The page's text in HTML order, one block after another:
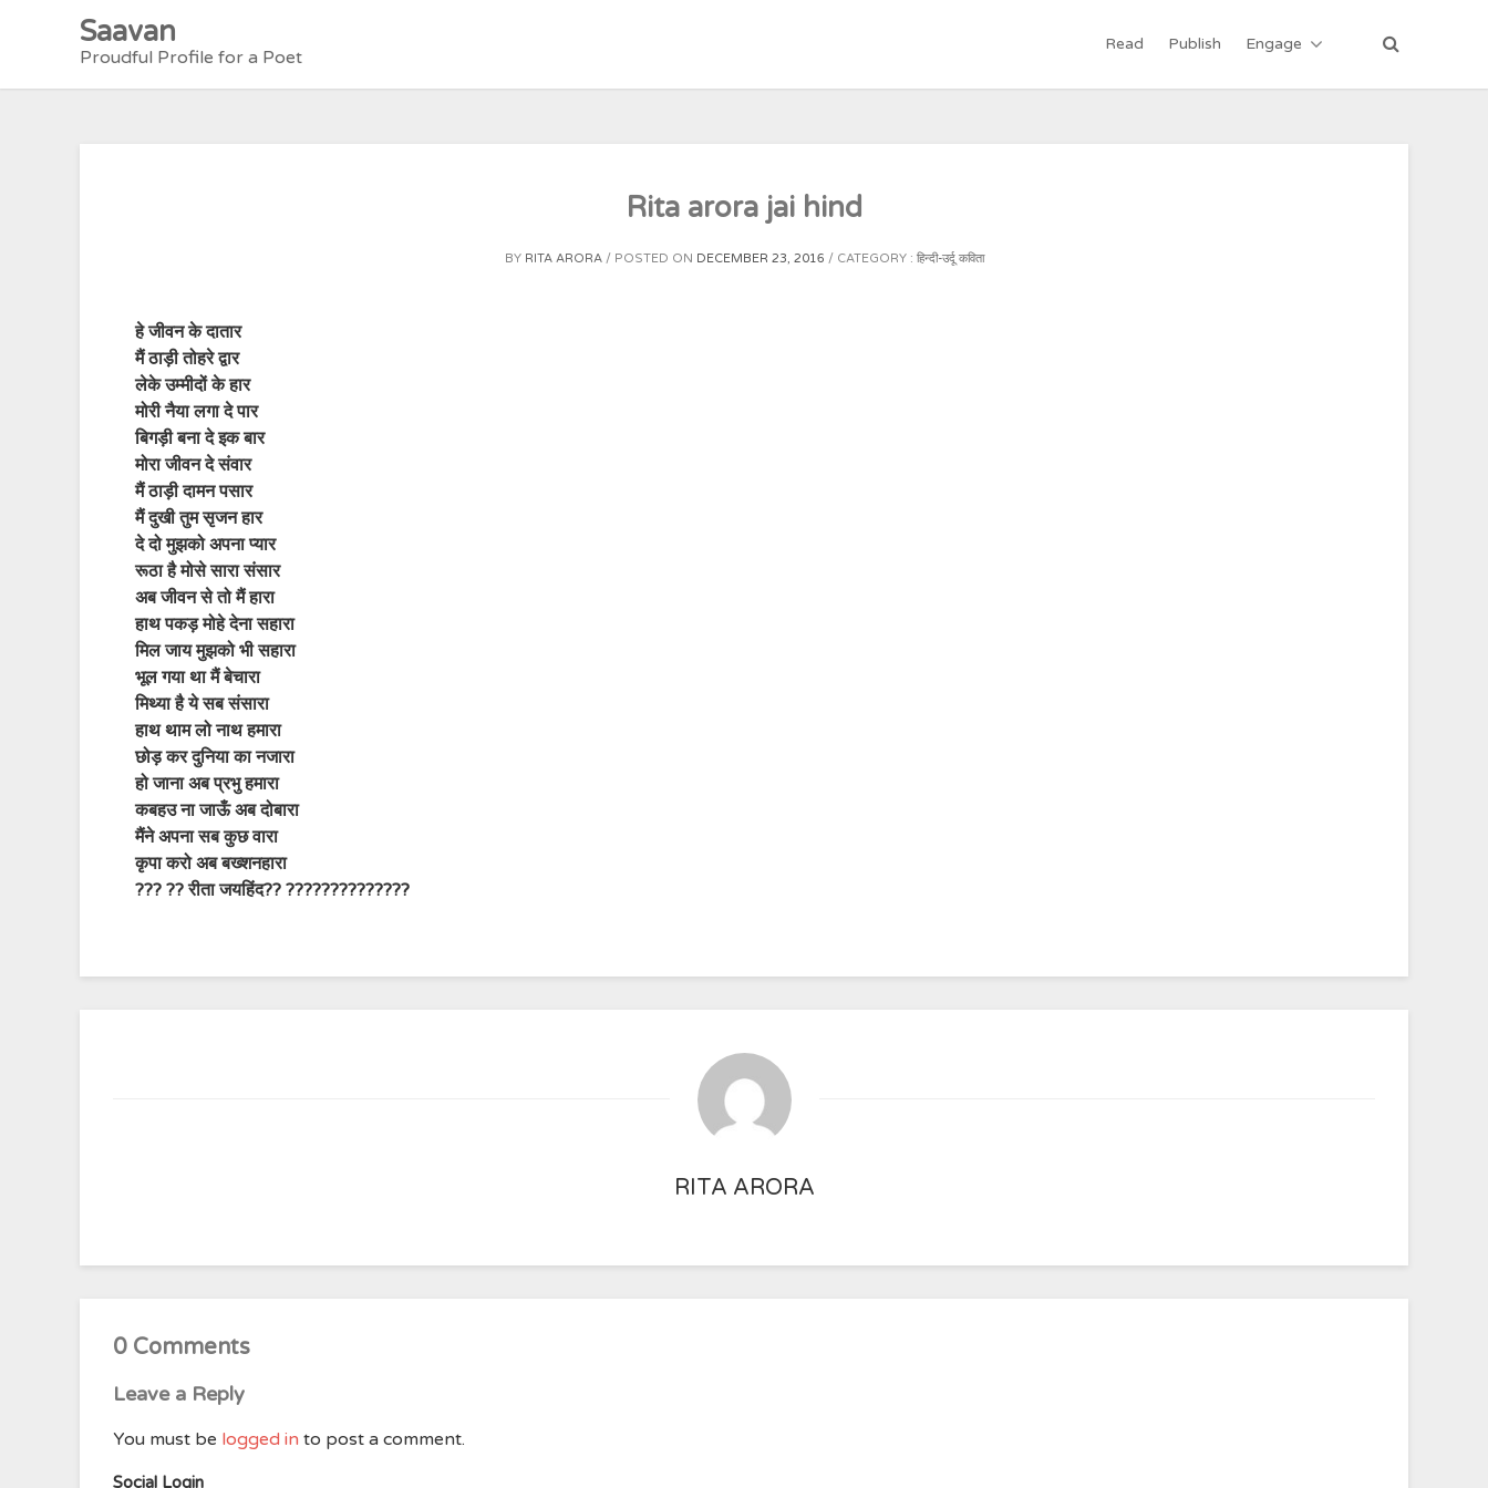
Saavan
Proudful Profile for a Poet
Read Publish Engage
Rita arora jai hind
BY RITA ARORA POSTED ON DECEMBER 23, 2016 CATEGORY : हिन्दी-उर्दू कविता
हे जीवन के दातार
मैं ठाड़ी तोहरे द्वार
लेके उम्मीदों के हार
मोरी नैया लगा दे पार
बिगड़ी बना दे इक बार
मोरा जीवन दे संवार
मैं ठाड़ी दामन पसार
मैं दुखी तुम सृजन हार
दे दो मुझको अपना प्यार
रूठा है मोसे सारा संसार
अब जीवन से तो मैं हारा
हाथ पकड़ मोहे देना सहारा
मिल जाय मुझको भी सहारा
भूल गया था मैं बेचारा
मिथ्या है ये सब संसारा
हाथ थाम लो नाथ हमारा
छोड़ कर दुनिया का नजारा
हो जाना अब प्रभु हमारा
कबहउ ना जाऊँ अब दोबारा
मैंने अपना सब कुछ वारा
कृपा करो अब बख्शनहारा
??? ?? रीता जयहिंद?? ??????????????
RITA ARORA
0 Comments
Leave a Reply
You must be logged in to post a comment.
Social Login